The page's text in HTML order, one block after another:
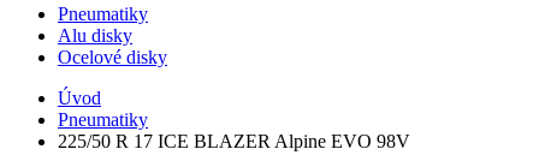
Pneumatiky
Alu disky
Ocelové disky
Úvod
Pneumatiky
225/50 R 17 ICE BLAZER Alpine EVO 98V